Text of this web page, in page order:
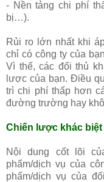
- Nền tảng chi phí
bị…).
Rủi ro lớn nhất khi
chỉ có công ty của
Vì thế, các đối thủ
lược của bạn. Điều
trì chi phí thấp hơn
đường trường hay
Chiến lược khác biệt
Nội dung cốt lõi
phẩm/dịch vụ của
phẩm/dịch vụ của